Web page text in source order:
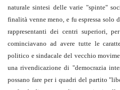
naturale sintesi delle varie "spinte"
finalità venne meno, e fu espressa solo
rappresentanti dei centri superiori,
cominciavano ad avere tutte le
politico e sindacale del vecchio
una rivendicazione di "democrazia
possano fare per i quadri del partito